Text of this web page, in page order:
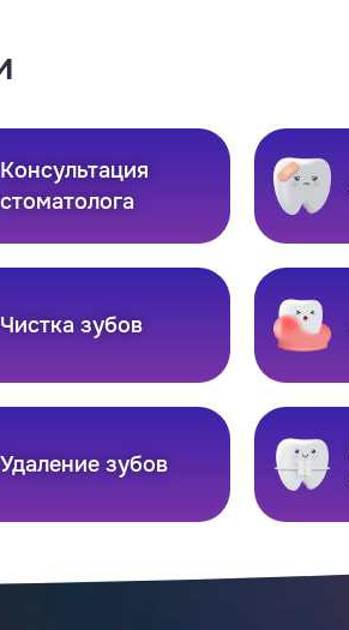
Консультация
стоматолога
Чистка зубов
Удаление зубов